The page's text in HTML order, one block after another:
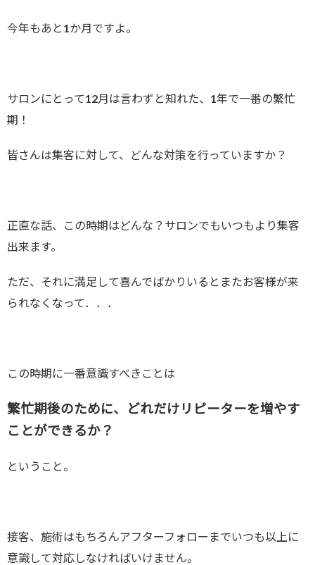
今年もあと1か月ですよ。
サロンにとって12月は言わずと知れた、1年で一番の繁忙
期！
皆さんは集客に対して、どんな対策を行っていますか？
正直な話、この時期はどんな？サロンでもいつもより集客
出来ます。
ただ、それに満足して喜んでばかりいるとまたお客様が来
られなくなって．．．
この時期に一番意識すべきことは
繁忙期後のために、どれだけリピーターを増やす
ことができるか？
ということ。
接客、施術はもちろんアフターフォローまでいつも以上に
意識して対応しなければいけません。